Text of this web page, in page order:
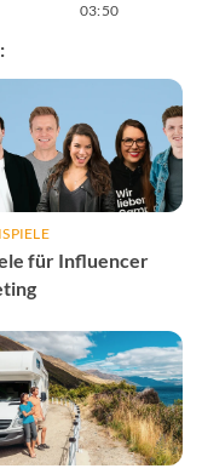
03:50
für Influencer